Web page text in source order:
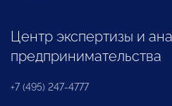
Центр экспертизы и
предпринимательства
+7 (495) 247-4777